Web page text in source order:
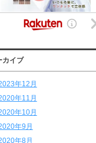
カイブ
年12月
年11月
年10月
年9月
年8月